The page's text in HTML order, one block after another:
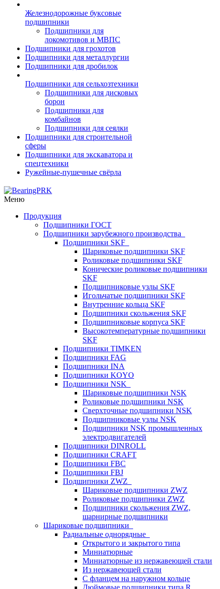
Железнодорожные буксовые
подшипники
Подшипники для
локомотивов и МВПС
Подшипники для грохотов
Подшипники для металлургии
Подшипники для дробилок
Подшипники для сельхозтехники
Подшипники для дисковых
борон
Подшипники для
комбайнов
Подшипники для сеялки
Подшипники для строительной
сферы
Подшипники для экскаватора и
спецтехники
Ружейные-пушечные свёрла
Меню
Продукция
Подшипники ГОСТ
Подшипники зарубежного производства
Подшипники SKF
Шариковые подшипники SKF
Роликовые подшипники SKF
Конические роликовые подшипники
SKF
Подшипниковые узлы SKF
Игольчатые подшипники SKF
Внутренние кольца SKF
Подшипники скольжения SKF
Подшипниковые корпуса SKF
Высокотемпературные подшипники
SKF
Подшипники TIMKEN
Подшипники FAG
Подшипники INA
Подшипники KOYO
Подшипники NSK
Шариковые подшипники NSK
Роликовые подшипники NSK
Сверхточные подшипники NSK
Подшипниковые узлы NSK
Подшипники NSK промышленных
электродвигателей
Подшипники DINROLL
Подшипники CRAFT
Подшипники FBC
Подшипники FBJ
Подшипники ZWZ
Шариковые подшипники ZWZ
Роликовые подшипники ZWZ
Подшипники скольжения ZWZ,
шарнирные подшипники
Шариковые подшипники
Радиальные однорядные
Открытого и закрытого типа
Миниатюрные
Миниатюрные из нержавеющей стали
Из нержавеющей стали
С фланцем на наружном кольце
Дюймовые подшипники типа R